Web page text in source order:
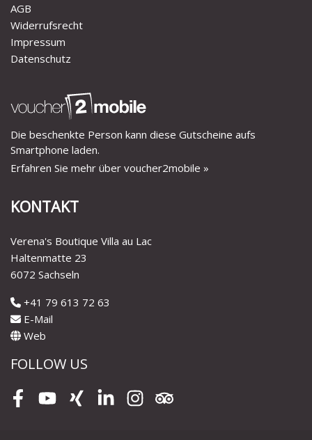
AGB
Widerrufsrecht
Impressum
Datenschutz
Die beschenkte Person kann diese Gutscheine aufs
Smartphone laden.
Erfahren Sie mehr über voucher2mobile »
KONTAKT
Verena's Boutique Villa au Lac
Haltenmatte 23
6072 Sachseln
+41 79 613 72 63
E-Mail
Web
FOLLOW US
FacebookYoutubeXing LinkedInInstagramTripadvisor